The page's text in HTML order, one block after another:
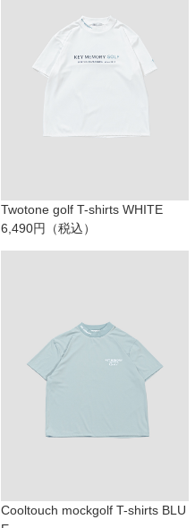
Twotone golf T-shirts WHITE
6,490円（税込）
Cooltouch mockgolf T-shirts BLU